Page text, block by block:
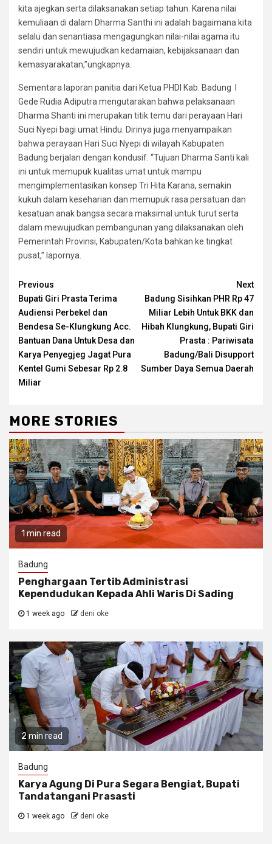
kita ajegkan serta dilaksanakan setiap tahun. Karena nilai
kemuliaan di dalam Dharma Santhi ini adalah bagaimana kita
selalu dan senantiasa mengagungkan nilai-nilai agama itu
sendiri untuk mewujudkan kedamaian, kebijaksanaan dan
kemasyarakatan,”ungkapnya.
Sementara laporan panitia dari Ketua PHDI Kab. Badung I
Gede Rudia Adiputra mengutarakan bahwa pelaksanaan
Dharma Shanti ini merupakan titik temu dari perayaan Hari
Suci Nyepi bagi umat Hindu. Dirinya juga menyampaikan
bahwa perayaan Hari Suci Nyepi di wilayah Kabupaten
Badung berjalan dengan kondusif. “Tujuan Dharma Santi kali
ini untuk memupuk kualitas umat untuk mampu
mengimplementasikan konsep Tri Hita Karana, semakin
kukuh dalam keseharian dan memupuk rasa persatuan dan
kesatuan anak bangsa secara maksimal untuk turut serta
dalam mewujudkan pembangunan yang dilaksanakan oleh
Pemerintah Provinsi, Kabupaten/Kota bahkan ke tingkat
pusat,” lapornya.
Continue
Reading
Previous
Bupati Giri Prasta Terima
Audiensi Perbekel dan
Bendesa Se-Klungkung Acc.
Bantuan Dana Untuk Desa dan
Karya Penyegjeg Jagat Pura
Kentel Gumi Sebesar Rp 2.8
Miliar
Next
Badung Sisihkan PHR Rp 47
Miliar Lebih Untuk BKK dan
Hibah Klungkung, Bupati Giri
Prasta : Pariwisata
Badung/Bali Disupport
Sumber Daya Semua Daerah
MORE STORIES
1 min read
Badung
Penghargaan Tertib Administrasi
Kependudukan Kepada Ahli Waris Di Sading
1 week ago deni oke
2 min read
Badung
Karya Agung Di Pura Segara Bengiat, Bupati
Tandatangani Prasasti
1 week ago deni oke